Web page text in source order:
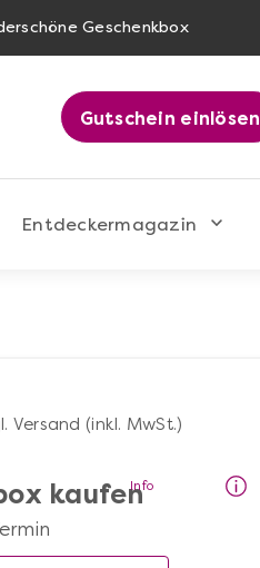
Geschenkbox
Gutschein einlösen
Entdeckermagazin
Versand (inkl. MwSt.)
kaufen
Info